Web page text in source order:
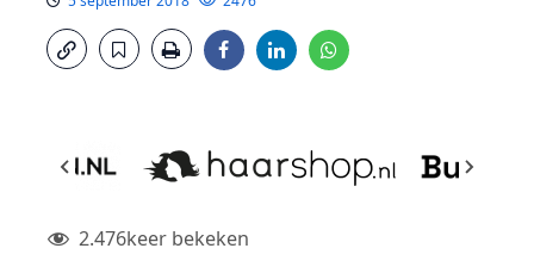
2.476keer bekeken